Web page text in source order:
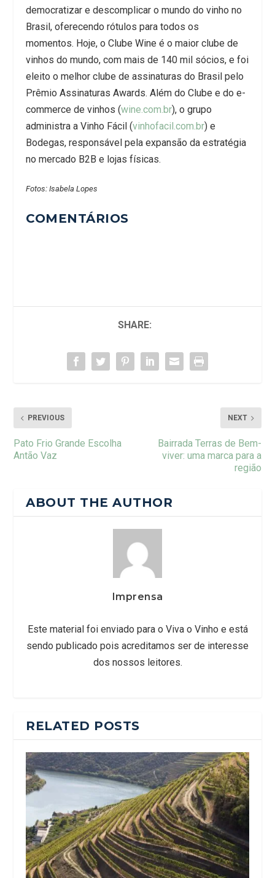
democratizar e descomplicar o mundo do vinho no
Brasil, oferecendo rótulos para todos os
momentos. Hoje, o Clube Wine é o maior clube de
vinhos do mundo, com mais de 140 mil sócios, e foi
eleito o melhor clube de assinaturas do Brasil pelo
Prêmio Assinaturas Awards. Além do Clube e do e-
commerce de vinhos (wine.com.br), o grupo
administra a Vinho Fácil (vinhofacil.com.br) e
Bodegas, responsável pela expansão da estratégia
no mercado B2B e lojas físicas.
Fotos: Isabela Lopes
COMENTÁRIOS
SHARE:
PREVIOUS
Pato Frio Grande Escolha
Antão Vaz
NEXT
Bairrada Terras de Bem-
viver: uma marca para a
região
ABOUT THE AUTHOR
Imprensa
Este material foi enviado para o Viva o Vinho e está
sendo publicado pois acreditamos ser de interesse
dos nossos leitores.
RELATED POSTS